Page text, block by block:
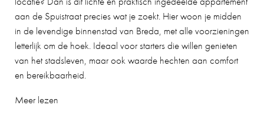
aan de Spuistraat precies wat je zoekt. Hier woon je midden
in de levendige binnenstad van Breda, met alle voorzieningen
letterlijk om de hoek. Ideaal voor starters die willen genieten
van het stadsleven, maar ook waarde hechten aan comfort
en bereikbaarheid.
Meer lezen